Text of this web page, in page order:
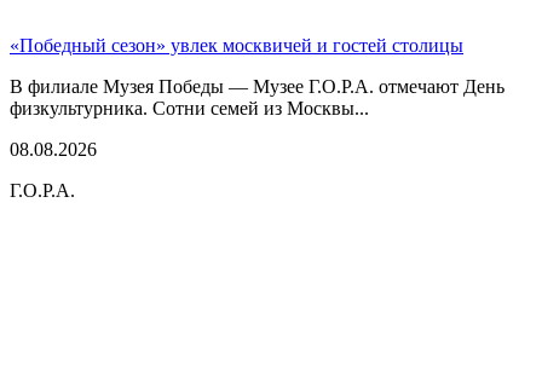
«Победный сезон» увлек москвичей и гостей столицы
В филиале Музея Победы — Музее Г.О.Р.А. отмечают День
физкультурника. Сотни семей из Москвы...
08.08.2026
Г.О.Р.А.